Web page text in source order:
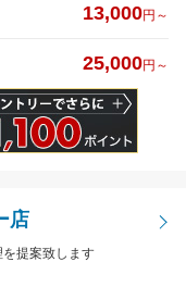
13,000円～
25,000円～
店
提案致します